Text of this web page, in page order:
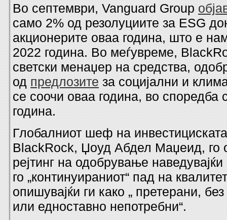
Во септември, Vanguard Group
само 2% од резолуциите за ESG
акционерите оваа година, што е
2022 година. Во меѓувреме,
светски менаџер на средства,
од предлозите за социјални и
се соочи оваа година, во споредба
година.
Глобалниот шеф на
BlackRock, Џоуд Абдел Маџеид, го
рејтинг на одобрување наведувајќи
го „континуираниот“ пад на
опишувајќи ги како „ претерани,
или едноставно непотребни“.